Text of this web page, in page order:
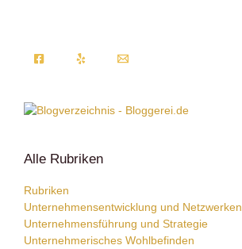
Alle Rubriken
Rubriken
Unternehmensentwicklung und Netzwerken
Unternehmensführung und Strategie
Unternehmerisches Wohlbefinden